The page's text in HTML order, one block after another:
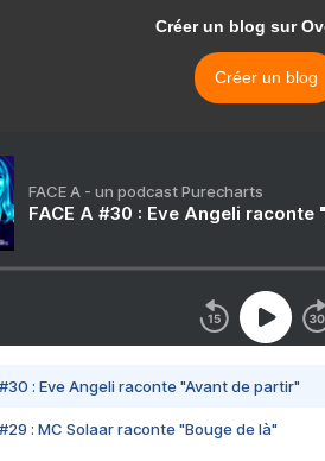
Créer un blog sur
Créer un blog
FACE A - un podcast Purecharts
FACE A #30 : Eve Angeli raconte
#30 : Eve Angeli raconte "Avant de partir"
#29 : MC Solaar raconte "Bouge de là"